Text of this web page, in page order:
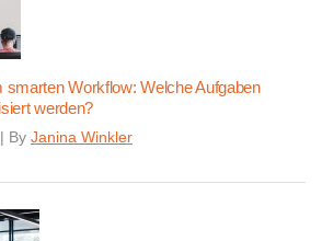
smarten Workflow: Welche Aufgaben
werden?
| By Janina Winkler